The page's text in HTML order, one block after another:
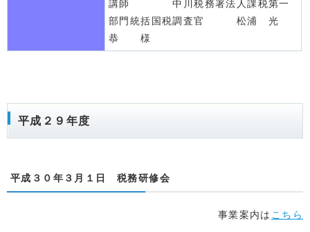
講師 中川税務署法人課税第一
部門統括国税調査官 松浦 光
恭 様
平成２９年度
平成３０年３月１日 税務研修会
事業案内は こちら